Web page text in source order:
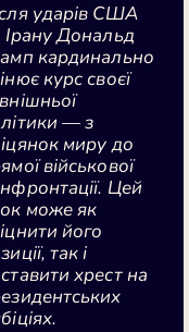
ударів США
Ірану Дональд
кардинально
курс своєї
— з
миру до
військової
Цей
може як
його
так і
хрест на